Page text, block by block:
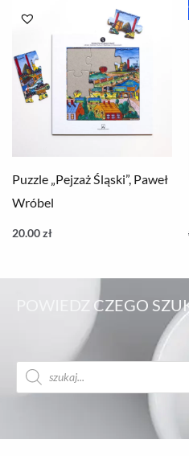
Puzzle „Pejzaż Śląski”, Paweł
Wróbel
20.00zł
POWIEDZ CZEGO
Wyszukiwarka
produktów